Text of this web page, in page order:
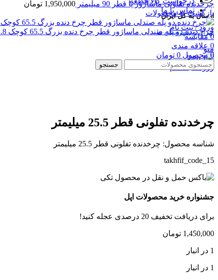
ارسال به کل ایران
تهران و شهرستان ها
منو
ورود / ثبت نام
تماس با ما
ورود / ثبت نام
0 مقایسه
0 علاقه مندی
0 محصول 0 تومان
جستجو
چرخدنده تفلونی ماساژور پا قطر 90 میلیمتر 1,950,000 تومان
بازگشت به محصولات
چرخ دنده دو پله صندلی ماساژور قطر چرخ دنده بزرگ 65.5 کوچک 21.8 میلیمتر
چرخدنده تفلونی قطر 25.5 میلیمتر
شناسه محصول: چرخدنده تفلونی قطر 25.5 میلیمتر
takhfif_code_15
جشنواره خرید محصولات اپل
برای دریافت تخفیف 20 درصدی عجله کنید!
1,450,000 تومان
1 در انبار
1 در انبار